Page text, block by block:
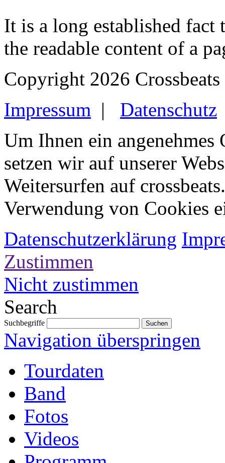
It is a long established fact
the readable content of a
Copyright 2026 Crossbeats
Impressum | Datenschutz
Um Ihnen ein
setzen wir auf unserer
Weitersurfen auf
Verwendung von Cookies
Datenschutzerklärung
Zustimmen
Nicht zustimmen
Search
Suchbegriffe
Navigation überspringen
Tourdaten
Band
Fotos
Videos